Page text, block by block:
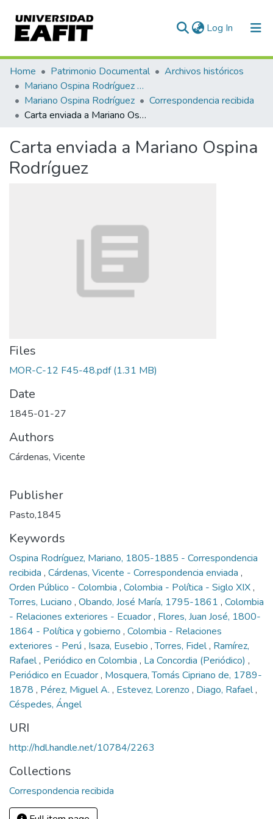
Log In (current)
Communities & Collections
All of DSpace
Statistics
Home Patrimonio Documental
Archivos históricos
Mariano Ospina Rodríguez (1826 -1912)
Mariano Ospina Rodríguez
Correspondencia recibida
Carta enviada a Mariano Ospina Rodríguez
Carta enviada a Mariano Ospina
Rodríguez
Files
MOR-C-12 F45-48.pdf(1.31 MB)
Date
1845-01-27
Authors
Cárdenas, Vicente
Publisher
Pasto,1845
Keywords
Ospina Rodríguez, Mariano, 1805-1885 - Correspondencia
recibida , Cárdenas, Vicente - Correspondencia enviada ,
Orden Público - Colombia , Colombia - Política - Siglo XIX,
Torres, Luciano , Obando, José María, 1795-1861 , Colombia
- Relaciones exteriores - Ecuador, Flores, Juan José, 1800-
1864 - Política y gobierno , Colombia - Relaciones
exteriores - Perú , Isaza, Eusebio ,Torres, Fidel, Ramírez,
Rafael, Periódico en Colombia , La Concordia (Periódico) ,
Periódico en Ecuador, Mosquera, Tomás Cipriano de, 1789-
1878 , Pérez, Miguel A. , Estevez, Lorenzo , Diago, Rafael,
Céspedes, Ángel
URI
http://hdl.handle.net/10784/2263
Collections
Correspondencia recibida